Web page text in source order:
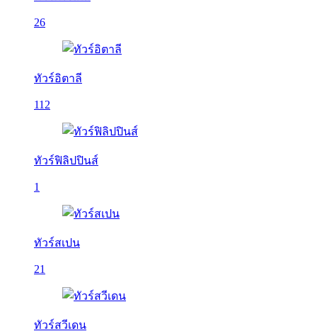
26
ทัวร์อิตาลี
112
ทัวร์ฟิลิปปินส์
1
ทัวร์สเปน
21
ทัวร์สวีเดน